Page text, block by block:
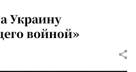
Украину
войной»